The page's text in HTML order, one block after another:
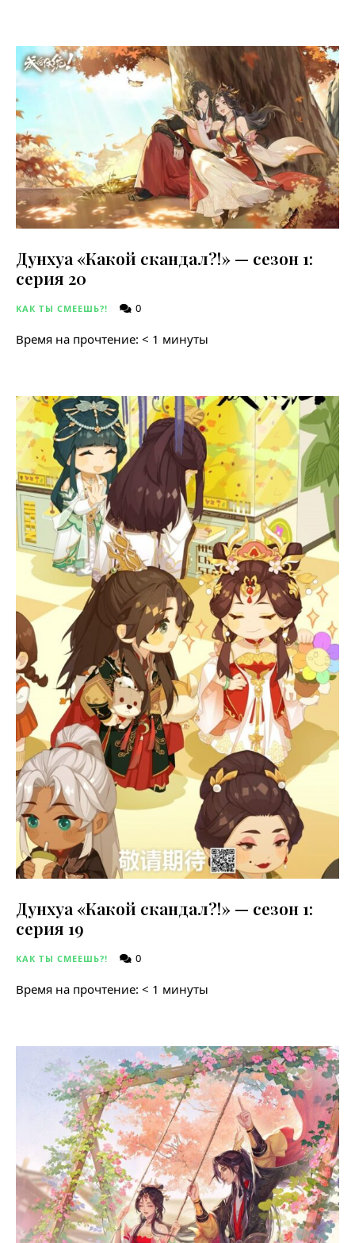
Дунхуа «Какой скандал?!» — сезон 1:
серия 20
КАК ТЫ СМЕЕШЬ?! 0
Время на прочтение: < 1 минуты
Дунхуа «Какой скандал?!» — сезон 1:
серия 19
КАК ТЫ СМЕЕШЬ?! 0
Время на прочтение: < 1 минуты